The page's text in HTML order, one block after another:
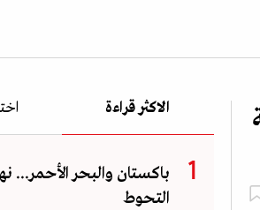
الاكثر قراءة
باكستان والبحر الأحمر...
التحوط